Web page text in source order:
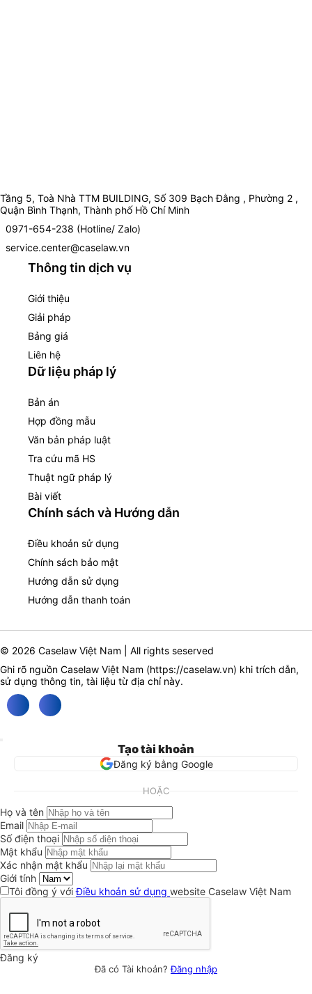
Tầng 5, Toà Nhà TTM BUILDING, Số 309 Bạch Đằng , Phường 2 ,
Quận Bình Thạnh, Thành phố Hồ Chí Minh
0971-654-238 (Hotline/ Zalo)
service.center@caselaw.vn
Thông tin dịch vụ
Giới thiệu
Giải pháp
Bảng giá
Liên hệ
Dữ liệu pháp lý
Bản án
Hợp đồng mẫu
Văn bản pháp luật
Tra cứu mã HS
Thuật ngữ pháp lý
Bài viết
Chính sách và Hướng dẫn
Điều khoản sử dụng
Chính sách bảo mật
Hướng dẫn sử dụng
Hướng dẫn thanh toán
© 2026 Caselaw Việt Nam | All rights seserved
Ghi rõ nguồn Caselaw Việt Nam (https://caselaw.vn) khi trích dẫn,
sử dụng thông tin, tài liệu từ địa chỉ này.
Tạo tài khoản
Đăng ký bằng Google
HOẶC
Họ và tên
Email
Số điện thoại
Mật khẩu
Xác nhận mật khẩu
Giới tính
Tôi đồng ý vớiĐiều khoản sử dụng website Caselaw Việt Nam
Đăng ký
Đã có Tài khoản?Đăng nhập